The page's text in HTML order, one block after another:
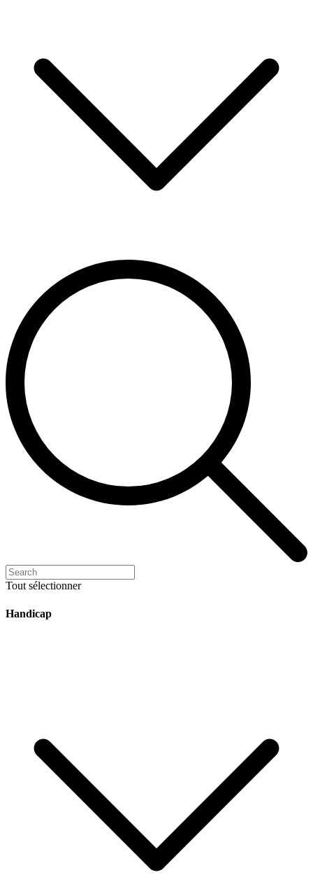
Tout sélectionner
Handicap